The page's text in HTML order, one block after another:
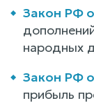
Закон РФ
народных
Закон РФ
прибыль